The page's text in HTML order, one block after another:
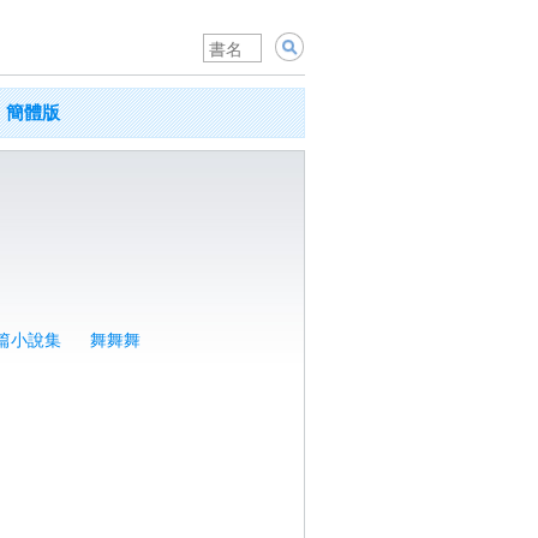
簡體版
小說集 舞舞舞